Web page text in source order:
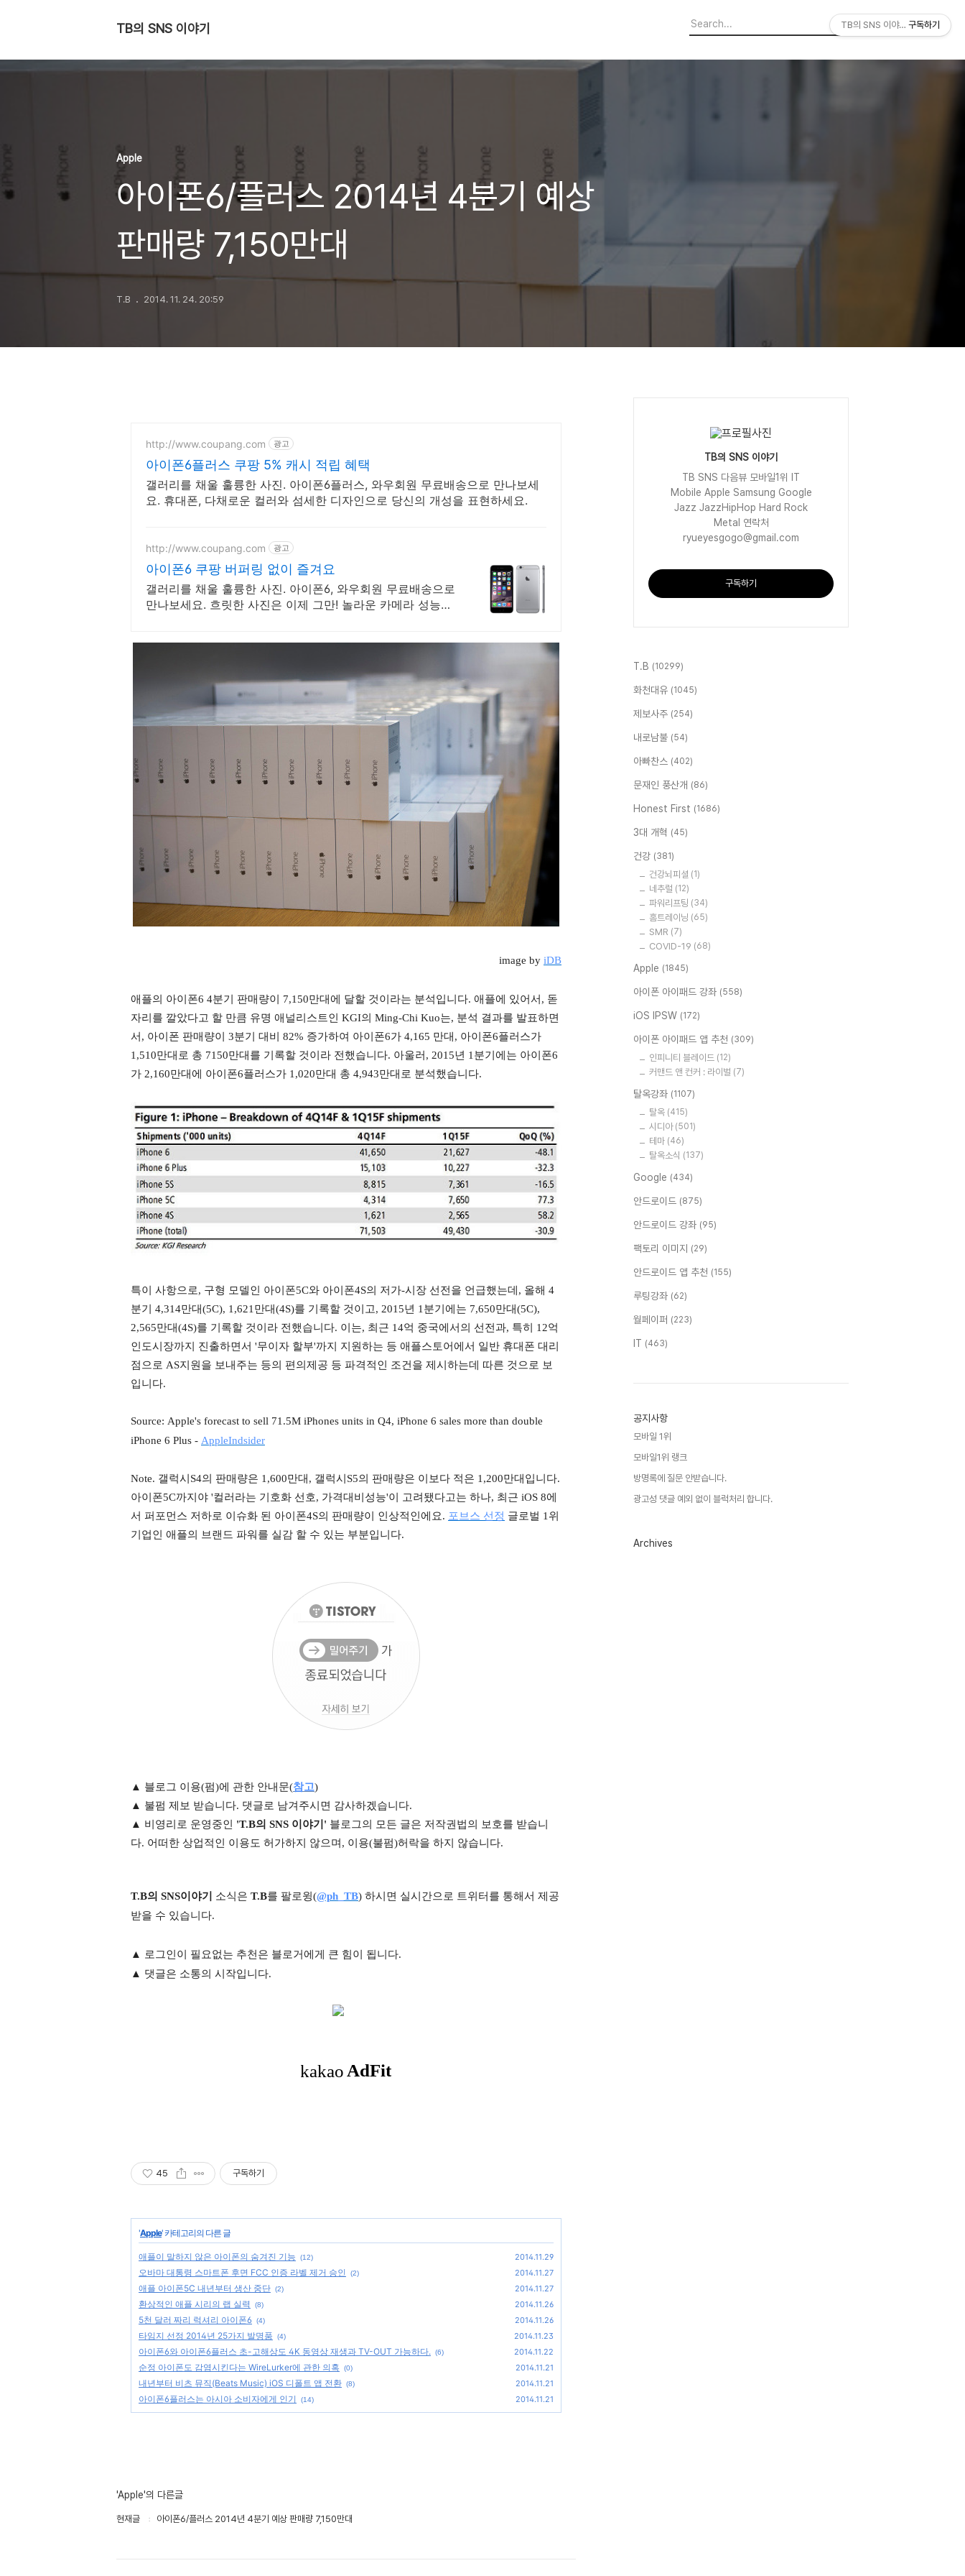
TB의 SNS 이야기
Apple
아이폰6/플러스 2014년 4분기 예상
판매량 7,150만대
T.B 2014. 11. 24. 20:59
http://www.coupang.com 광고
아이폰6플러스 쿠팡 5% 캐시 적립 혜택
갤러리를 채울 훌륭한 사진. 아이폰6플러스, 와우회원 무료배송으로 만나보세
요. 휴대폰, 다채로운 컬러와 섬세한 디자인으로 당신의 개성을 표현하세요.
http://www.coupang.com 광고
아이폰6 쿠팡 버퍼링 없이 즐겨요
갤러리를 채울 훌륭한 사진. 아이폰6, 와우회원 무료배송으로
만나보세요. 흐릿한 사진은 이제 그만! 놀라운 카메라 성능으
image by iDB
애플의 아이폰6 4분기 판매량이 7,150만대에 달할 것이라는 분석입니다. 애플에 있어서, 돋
자리를 깔았다고 할 만큼 유명 애널리스트인 KGI의 Ming-Chi Kuo는, 분석 결과를 발표하면
서, 아이폰 판매량이 3분기 대비 82% 증가하여 아이폰6가 4,165 만대, 아이폰6플러스가
1,510만대로 총 7150만대를 기록할 것이라 전했습니다. 아울러, 2015년 1분기에는 아이폰6
가 2,160만대에 아이폰6플러스가 1,020만대 총 4,943만대로 분석했습니다.
특이 사항으로, 구형 모델인 아이폰5C와 아이폰4S의 저가-시장 선전을 언급했는데, 올해 4
분기 4,314만대(5C), 1,621만대(4S)를 기록할 것이고, 2015년 1분기에는 7,650만대(5C),
2,565만대(4S)를 기록할 것이라 전했습니다. 이는, 최근 14억 중국에서의 선전과, 특히 12억
인도시장까지 진출하면서 '무이자 할부'까지 지원하는 등 애플스토어에서 일반 휴대폰 대리
점으로 AS지원을 보내주는 등의 편의제공 등 파격적인 조건을 제시하는데 따른 것으로 보
입니다.
Source: Apple's forecast to sell 71.5M iPhones units in Q4, iPhone 6 sales more than double
iPhone 6 Plus - AppleIndsider
Note. 갤럭시S4의 판매량은 1,600만대, 갤럭시S5의 판매량은 이보다 적은 1,200만대입니다.
아이폰5C까지야 '컬러라는 기호화 선호, 가격대비성능'이 고려됐다고는 하나, 최근 iOS 8에
서 퍼포먼스 저하로 이슈화 된 아이폰4S의 판매량이 인상적인에요. 포브스 선정 글로벌 1위
기업인 애플의 브랜드 파워를 실감 할 수 있는 부분입니다.
▲ 블로그 이용(펌)에 관한 안내문(참고)
▲ 불펌 제보 받습니다. 댓글로 남겨주시면 감사하겠습니다.
▲ 비영리로 운영중인 'T.B의 SNS 이야기' 블로그의 모든 글은 저작권법의 보호를 받습니
다. 어떠한 상업적인 이용도 허가하지 않으며, 이용(불펌)허락을 하지 않습니다.
T.B의 SNS이야기 소식은 T.B를 팔로윙(@ph_TB) 하시면 실시간으로 트위터를 통해서 제공
받을 수 있습니다.
▲ 로그인이 필요없는 추천은 블로거에게 큰 힘이 됩니다.
▲ 댓글은 소통의 시작입니다.
45 구독하기
'Apple' 카테고리의 다른 글
애플이 말하지 않은 아이폰의 숨겨진 기능 (12) 2014.11.29
오바마 대통령 스마트폰 후면 FCC 인증 라벨 제거 승인 (2) 2014.11.27
애플 아이폰5C 내년부터 생산 중단 (2) 2014.11.27
환상적인 애플 시리의 랩 실력 (8) 2014.11.26
5천 달러 짜리 럭셔리 아이폰6 (4) 2014.11.26
타임지 선정 2014년 25가지 발명품 (4) 2014.11.23
아이폰6와 아이폰6플러스 초-고해상도 4K 동영상 재생과 TV-OUT 가능하다. (6) 2014.11.22
순정 아이폰도 감염시킨다는 WireLurker에 관한 의혹 (0) 2014.11.21
내년부터 비츠 뮤직(Beats Music) iOS 디폴트 앱 전환 (8) 2014.11.21
아이폰6플러스는 아시아 소비자에게 인기 (14) 2014.11.21
'Apple'의 다른글
현재글 아이폰6/플러스 2014년 4분기 예상 판매량 7,150만대
TB의 SNS 이야기
TB SNS 다음뷰 모바일1위 IT
Mobile Apple Samsung Google
Jazz JazzHipHop Hard Rock
Metal 연락처
ryueyesgogo@gmail.com
구독하기
T.B (10299)
화천대유 (1045)
제보사주 (254)
내로남불 (54)
아빠찬스 (402)
문재인 풍산개 (86)
Honest First (1686)
3대 개혁 (45)
건강 (381)
건강뇌피셜 (1)
네추럴 (12)
파워리프팅 (34)
홈트레이닝 (65)
SMR (7)
COVID-19 (68)
Apple (1845)
아이폰 아이패드 강좌 (558)
iOS IPSW (172)
아이폰 아이패드 앱 추천 (309)
인피니티 블레이드 (12)
커맨드 앤 컨커 : 라이벌 (7)
탈옥강좌 (1107)
탈옥 (415)
시디아 (501)
테마 (46)
탈옥소식 (137)
Google (434)
안드로이드 (875)
안드로이드 강좌 (95)
팩토리 이미지 (29)
안드로이드 앱 추천 (155)
루팅강좌 (62)
월페이퍼 (223)
IT (463)
공지사항
모바일 1위
모바일1위 랭크
방명록에 질문 안받습니다.
광고성 댓글 예외 없이 블럭처리 합니다.
Archives
TB의 SNS 이야기 구독하기